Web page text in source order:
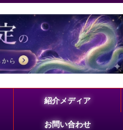
紹介メディア
お問い合わせ